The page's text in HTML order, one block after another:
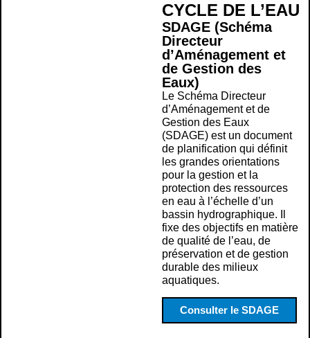
CYCLE DE L’EAU
SDAGE (Schéma
Directeur
d’Aménagement et
de Gestion des
Eaux)
Le Schéma Directeur
d’Aménagement et de
Gestion des Eaux
(SDAGE) est un document
de planification qui définit
les grandes orientations
pour la gestion et la
protection des ressources
en eau à l’échelle d’un
bassin hydrographique. Il
fixe des objectifs en matière
de qualité de l’eau, de
préservation et de gestion
durable des milieux
aquatiques.
Consulter le SDAGE